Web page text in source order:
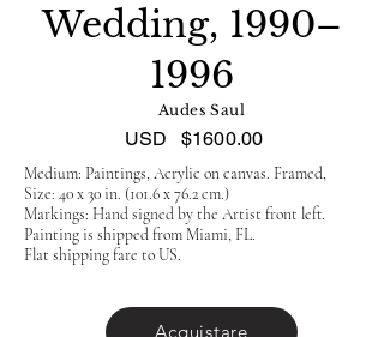
Wedding, 1990–
1996
Audes Saul
USD $1600.00
Medium: Paintings, Acrylic on canvas. Framed,
Size: 40 x 30 in. (101.6 x 76.2 cm.)
Markings: Hand signed by the Artist front left.
Painting is shipped from Miami, FL.
Flat shipping fare to US.
Acquistare